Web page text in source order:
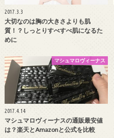
2017.3.3
大切なのは胸の大きさよりも肌
質！？しっとりすべすべ肌になるた
めに
マシュマロヴィーナス
2017.4.14
マシュマロヴィーナスの通販最安値
は？楽天とAmazonと公式を比較